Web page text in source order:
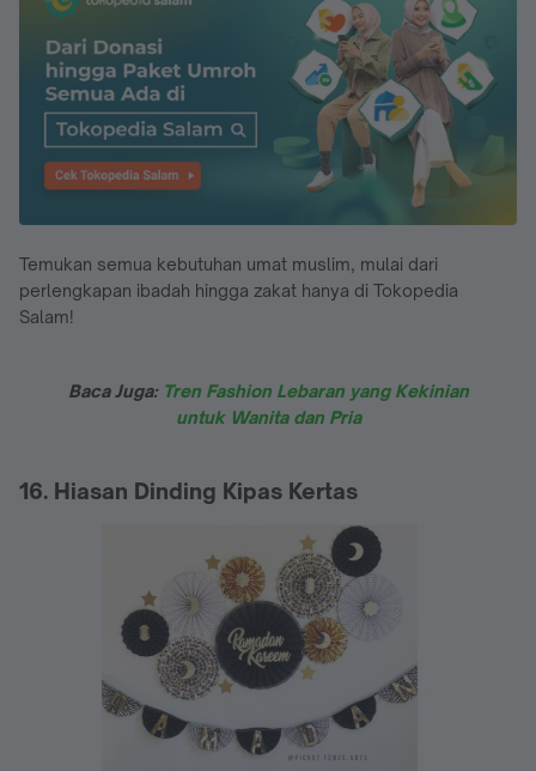
Temukan semua kebutuhan umat muslim, mulai dari
perlengkapan ibadah hingga zakat hanya di Tokopedia
Salam!
Baca Juga: Tren Fashion Lebaran yang Kekinian
untuk Wanita dan Pria
16. Hiasan Dinding Kipas Kertas